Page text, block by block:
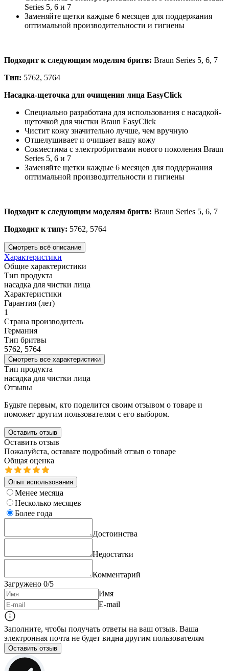
Series 5, 6 и 7
Заменяйте щетки каждые 6 месяцев для поддержания
оптимальной производительности и гигиены
Подходит к следующим моделям бритв: Braun Series 5, 6, 7
Тип: 5762, 5764
Насадка-щеточка для очищения лица EasyClick
Специально разработана для использования с насадкой-
щеточкой для чистки Braun EasyClick
Чистит кожу значительно лучше, чем вручную
Отшелушивает и очищает вашу кожу
Совместима с электробритвами нового поколения Braun
Series 5, 6 и 7
Заменяйте щетки каждые 6 месяцев для поддержания
оптимальной производительности и гигиены
Подходит к следующим моделям бритв: Braun Series 5, 6, 7
Подходит к типу: 5762, 5764
Смотреть всё описание
Характеристики
Общие характеристики
Тип продукта
насадка для чистки лица
Характеристики
Гарантия (лет)
1
Страна производитель
Германия
Тип бритвы
5762, 5764
Смотреть все характеристики
Тип продукта
насадка для чистки лица
Отзывы
Будьте первым, кто поделится своим отзывом о товаре и
поможет другим пользователям с его выбором.
Оставить отзыв
Оставить отзыв
Пожалуйста, оставьте подробный отзыв о товаре
Общая оценка
Опыт использования
Менее месяца
Несколько месяцев
Более года
Достоинства
Недостатки
Комментарий
Загружено 0/5
Имя
E-mail
Заполните, чтобы получать ответы на ваш отзыв. Ваша
электронная почта не будет видна другим пользователям
Оставить отзыв